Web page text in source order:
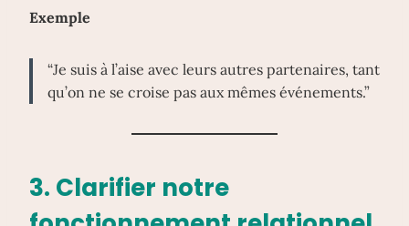
Exemple
“Je suis à l’aise avec leurs autres partenaires, tant
qu’on ne se croise pas aux mêmes événements.”
3. Clarifier notre